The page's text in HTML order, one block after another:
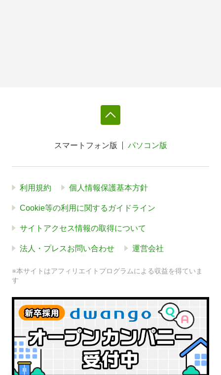
スマートフォン版 パソコン版
利用規約 個人情報保護基本方針
Cookie等の利用に関するガイドライン
サイトアクセス情報の取得について
法人・プレスお問い合わせ 運営会社
※本サイトはアフィリエイトプログラムによる収益を得ていま
す